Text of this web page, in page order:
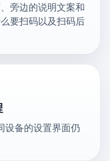
旁边的说明文案和
要扫码以及扫码后
设备的设置界面仍